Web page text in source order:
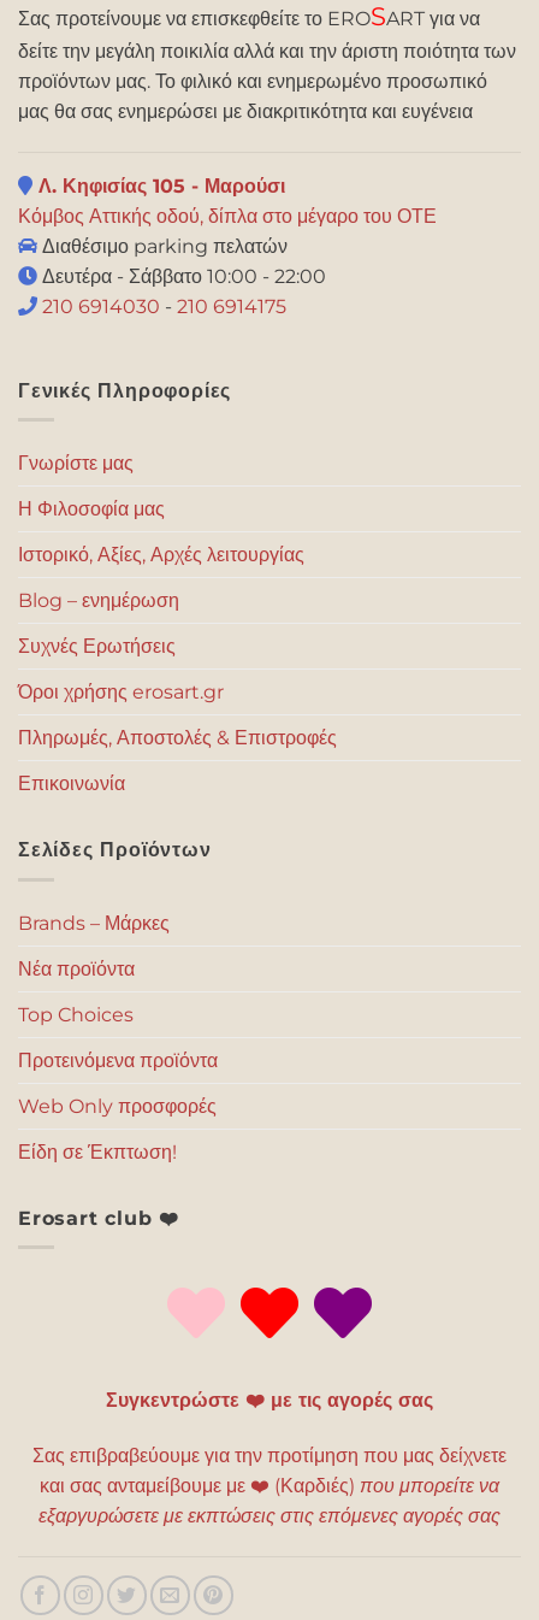
Σας προτείνουμε να επισκεφθείτε το EROSART για να
δείτε την μεγάλη ποικιλία αλλά και την άριστη ποιότητα των
προϊόντων μας. Το φιλικό και ενημερωμένο προσωπικό
μας θα σας ενημερώσει με διακριτικότητα και ευγένεια
Λ. Κηφισίας 105 - Μαρούσι
Κόμβος Αττικής οδού, δίπλα στο μέγαρο του ΟΤΕ
Διαθέσιμο parking πελατών
Δευτέρα - Σάββατο 10:00 - 22:00
210 6914030 - 210 6914175
Γενικές Πληροφορίες
Γνωρίστε μας
Η Φιλοσοφία μας
Ιστορικό, Αξίες, Αρχές λειτουργίας
Blog – ενημέρωση
Συχνές Ερωτήσεις
Όροι χρήσης erosart.gr
Πληρωμές, Αποστολές & Επιστροφές
Επικοινωνία
Σελίδες Προϊόντων
Brands – Μάρκες
Νέα προϊόντα
Top Choices
Προτεινόμενα προϊόντα
Web Only προσφορές
Είδη σε Έκπτωση!
Erosart club ❤️
Συγκεντρώστε ❤️ με τις αγορές σας
Σας επιβραβεύουμε για την προτίμηση που μας δείχνετε
και σας ανταμείβουμε με ❤️ (Καρδιές) που μπορείτε να
εξαργυρώσετε με εκπτώσεις στις επόμενες αγορές σας